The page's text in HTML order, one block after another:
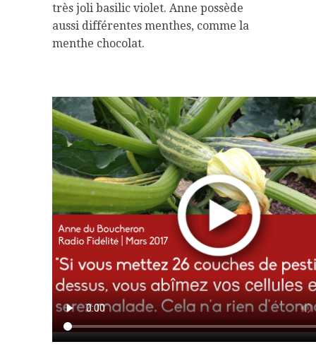
très joli basilic violet. Anne possède
aussi différentes menthes, comme la
menthe chocolat.